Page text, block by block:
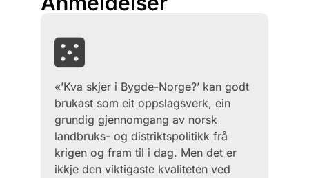
«’Kva skjer i Bygde-Norge?’ kan godt
brukast som eit oppslagsverk, ein
grundig gjennomgang av norsk
landbruks- og distriktspolitikk frå
krigen og fram til i dag. Men det er
ikkje den viktigaste kvaliteten ved